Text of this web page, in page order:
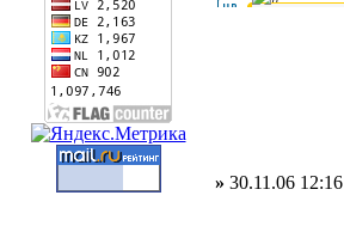
» 30.11.06 12:16